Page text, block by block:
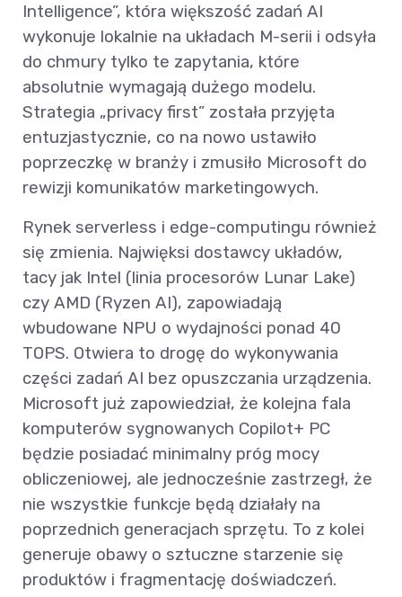
Intelligence”, która większość zadań AI
wykonuje lokalnie na układach M-serii i odsyła
do chmury tylko te zapytania, które
absolutnie wymagają dużego modelu.
Strategia „privacy first” została przyjęta
entuzjastycznie, co na nowo ustawiło
poprzeczkę w branży i zmusiło Microsoft do
rewizji komunikatów marketingowych.
Rynek serverless i edge-computingu również
się zmienia. Najwięksi dostawcy układów,
tacy jak Intel (linia procesorów Lunar Lake)
czy AMD (Ryzen AI), zapowiadają
wbudowane NPU o wydajności ponad 40
TOPS. Otwiera to drogę do wykonywania
części zadań AI bez opuszczania urządzenia.
Microsoft już zapowiedział, że kolejna fala
komputerów sygnowanych Copilot+ PC
będzie posiadać minimalny próg mocy
obliczeniowej, ale jednocześnie zastrzegł, że
nie wszystkie funkcje będą działały na
poprzednich generacjach sprzętu. To z kolei
generuje obawy o sztuczne starzenie się
produktów i fragmentację doświadczeń.